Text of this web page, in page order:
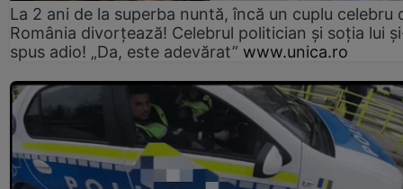
La 2 ani de la superba nuntă, încă un cuplu celebru
România divorțează! Celebrul politician și soția lui
spus adio! „Da, este adevărat” www.unica.ro